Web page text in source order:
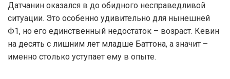
Датчанин оказался в до обидного несправедливой
ситуации. Это особенно удивительно для нынешней
Ф1, но его единственный недостаток – возраст. Кевин
на десять с лишним лет младше Баттона, а значит –
именно столько уступает ему в опыте.